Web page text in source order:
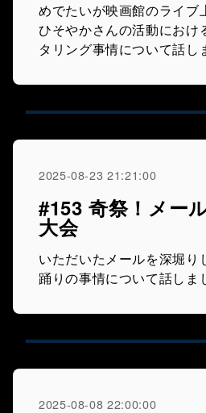
めでたいが映画館のライブ
ひそやかさんの活動におけ
タリング事情について話し
2025-08-23 21:21:00
#153 奇祭！メー
大会
いただいたメールを深堀り
踊りの事情について話しま
2025-08-08 22:00:00